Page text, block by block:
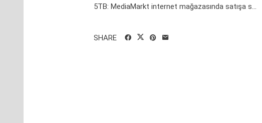
5TB: MediaMarkt internet mağazasında satışa s...
SHARE